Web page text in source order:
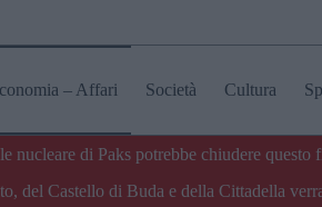
– Affari Società Cultura
nucleare di Paks potrebbe chiudere questo
del Castello di Buda e della Cittadella